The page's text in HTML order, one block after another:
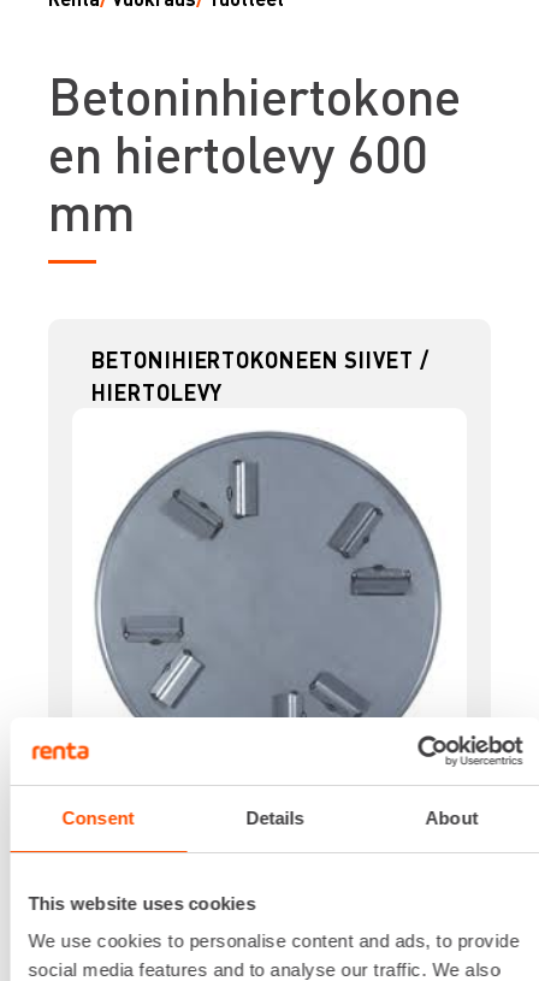
Consent Details About
This website uses cookies
We use cookies to personalise content and ads, to provide
social media features and to analyse our traffic. We also
Betoninhiertokone
en hiertolevy 600
mm
BETONIHIERTOKONEEN SIIVET /
HIERTOLEVY
Levyn halkaisija
Saatavilla Ø 600 mm ja 950 mm
4-siipiselle laitteelle.
Ensimmäinen pv 44,10 €/ pv
Seuraavat pv ? 35,28 €/ pv